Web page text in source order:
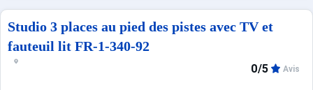
Studio 3 places au pied des pistes avec TV et
fauteuil lit FR-1-340-92
0/5 Avis